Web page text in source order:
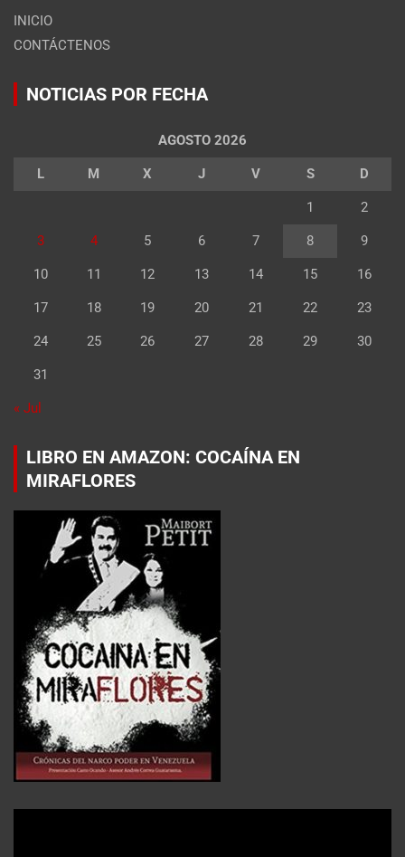
INICIO
CONTÁCTENOS
NOTICIAS POR FECHA
AGOSTO 2026
L M X J V S D
1 2
3 4 5 6 7 8 9
10 11 12 13 14 15 16
17 18 19 20 21 22 23
24 25 26 27 28 29 30
31
« Jul
LIBRO EN AMAZON: COCAÍNA EN
MIRAFLORES